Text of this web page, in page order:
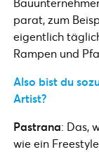
parat, zum
eigentlich
Rampen und
Also bist du
Artist?
Pastrana: Das,
wie ein